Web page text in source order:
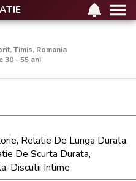
Timis, Romania
30 - 55 ani
Relatie De Lunga Durata,
De Scurta Durata,
Discutii Intime